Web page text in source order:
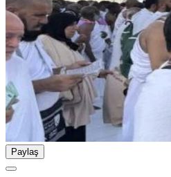
Paylaş